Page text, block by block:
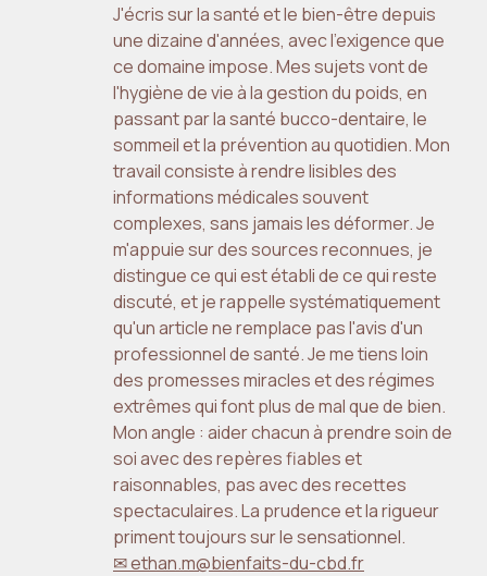
J'écris sur la santé et le bien-être depuis
une dizaine d'années, avec l'exigence que
ce domaine impose. Mes sujets vont de
l'hygiène de vie à la gestion du poids, en
passant par la santé bucco-dentaire, le
sommeil et la prévention au quotidien. Mon
travail consiste à rendre lisibles des
informations médicales souvent
complexes, sans jamais les déformer. Je
m'appuie sur des sources reconnues, je
distingue ce qui est établi de ce qui reste
discuté, et je rappelle systématiquement
qu'un article ne remplace pas l'avis d'un
professionnel de santé. Je me tiens loin
des promesses miracles et des régimes
extrêmes qui font plus de mal que de bien.
Mon angle : aider chacun à prendre soin de
soi avec des repères fiables et
raisonnables, pas avec des recettes
spectaculaires. La prudence et la rigueur
priment toujours sur le sensationnel.
✉ ethan.m@bienfaits-du-cbd.fr